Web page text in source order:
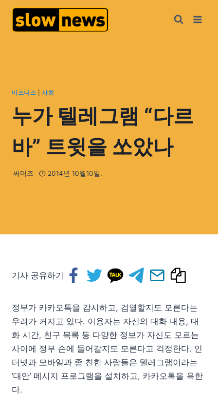
비즈니스 |사회
누가 텔레그램 “다르
바” 트윗을 쏘았나
써머즈 2014년 10월10일.
기사 공유하기
정부가 카카오톡을 감시하고, 검열할지도 모른다는
우려가 커지고 있다. 이용자는 자신의 대화 내용, 대
화 시간, 친구 목록 등 다양한 정보가 자신도 모르는
사이에 정부 손에 들어갈지도 모른다고 걱정한다. 인
터넷과 모바일과 좀 친한 사람들은 텔레그램이라는
‘대안’ 메시지 프로그램을 설치하고, 카카오톡을 욕한
다.